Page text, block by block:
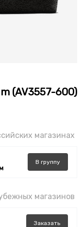
(AV3557-600)
магазинах
В группу
магазинов
Заказать